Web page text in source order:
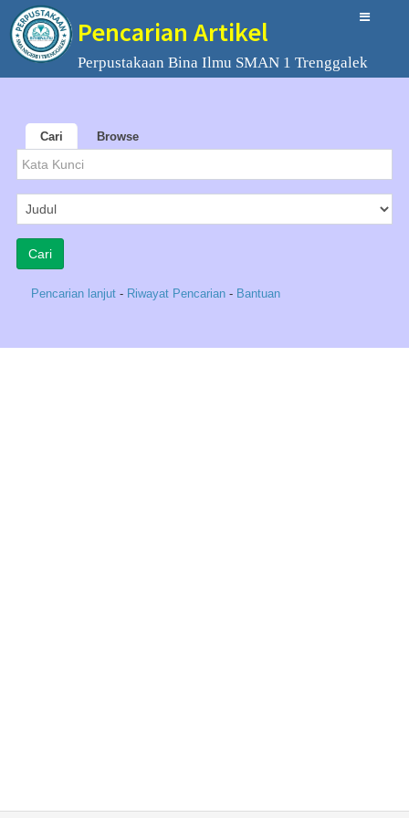
Pencarian Artikel
Perpustakaan Bina Ilmu SMAN 1 Trenggalek
Cari Browse
Pencarian lanjut - Riwayat Pencarian - Bantuan